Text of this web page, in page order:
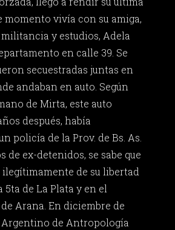
momento vivía con su amiga,
y estudios, Adela
en calle 39. Se
secuestradas juntas en
andaban en auto. Según
de Mirta, este auto
después, había
policía de la Prov. de Bs. As.
de ex-detenidos, se sabe que
de su libertad
5ta de La Plata y en el
Arana. En diciembre de
Argentino de Antropología